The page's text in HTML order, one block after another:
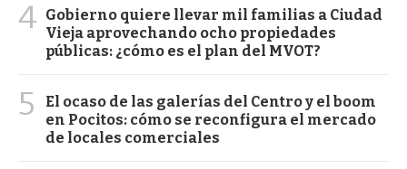
4 Gobierno quiere llevar mil familias a Ciudad
Vieja aprovechando ocho propiedades
públicas: ¿cómo es el plan del MVOT?
5
El ocaso de las galerías del Centro y el boom
en Pocitos: cómo se reconfigura el mercado
de locales comerciales